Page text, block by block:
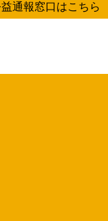
通報窓口はこちら